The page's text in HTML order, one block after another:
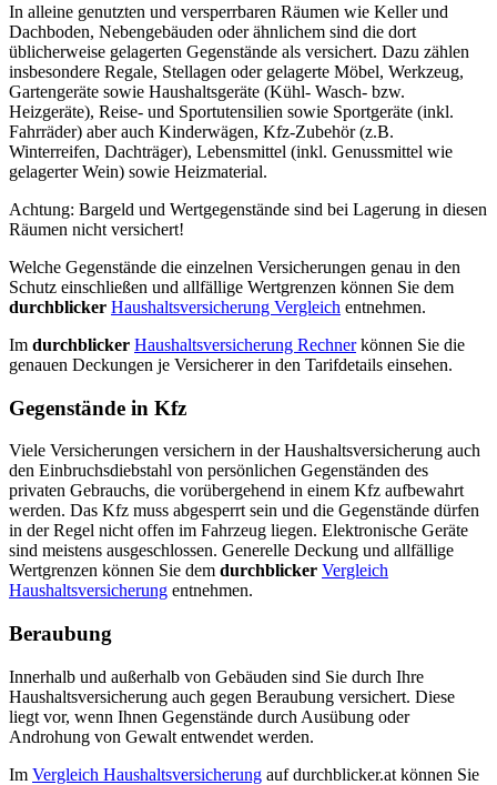
In alleine genutzten und versperrbaren Räumen wie Keller und
Dachboden, Nebengebäuden oder ähnlichem sind die dort
üblicherweise gelagerten Gegenstände als versichert. Dazu zählen
insbesondere Regale, Stellagen oder gelagerte Möbel, Werkzeug,
Gartengeräte sowie Haushaltsgeräte (Kühl- Wasch- bzw.
Heizgeräte), Reise- und Sportutensilien sowie Sportgeräte (inkl.
Fahrräder) aber auch Kinderwägen, Kfz-Zubehör (z.B.
Winterreifen, Dachträger), Lebensmittel (inkl. Genussmittel wie
gelagerter Wein) sowie Heizmaterial.
Achtung: Bargeld und Wertgegenstände sind bei Lagerung in diesen
Räumen nicht versichert!
Welche Gegenstände die einzelnen Versicherungen genau in den
Schutz einschließen und allfällige Wertgrenzen können Sie dem
durchblicker Haushaltsversicherung Vergleich entnehmen.
Im durchblicker Haushaltsversicherung Rechnerkönnen Sie die
genauen Deckungen je Versicherer in den Tarifdetails einsehen.
Gegenstände in Kfz
Viele Versicherungen versichern in der Haushaltsversicherung auch
den Einbruchsdiebstahl von persönlichen Gegenständen des
privaten Gebrauchs, die vorübergehend in einem Kfz aufbewahrt
werden. Das Kfz muss abgesperrt sein und die Gegenstände dürfen
in der Regel nicht offen im Fahrzeug liegen. Elektronische Geräte
sind meistens ausgeschlossen. Generelle Deckung und allfällige
Wertgrenzen können Sie dem durchblicker Vergleich
Haushaltsversicherung entnehmen.
Beraubung
Innerhalb und außerhalb von Gebäuden sind Sie durch Ihre
Haushaltsversicherung auch gegen Beraubung versichert. Diese
liegt vor, wenn Ihnen Gegenstände durch Ausübung oder
Androhung von Gewalt entwendet werden.
Im Vergleich Haushaltsversicherung auf durchblicker.at können Sie